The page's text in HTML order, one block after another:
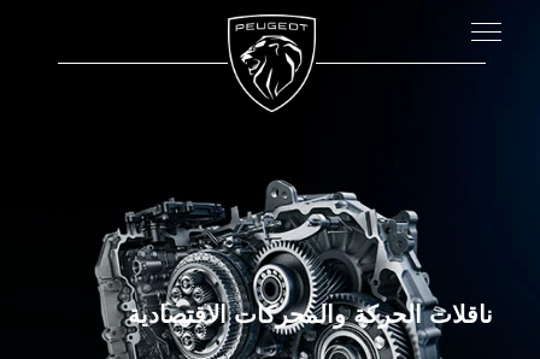
ناقلات الحركة والمحركات الاقتصادية